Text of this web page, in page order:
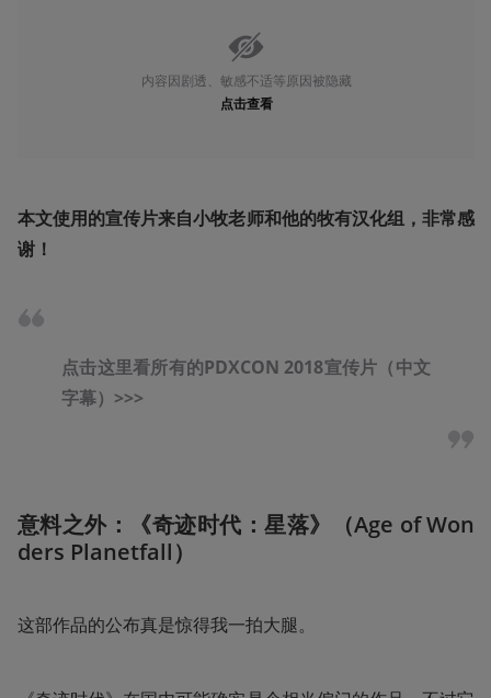
内容因剧透、敏感不适等原因被隐藏
点击查看
本文使用的宣传片来自小牧老师和他的牧有汉化组，非常感
谢！
点击这里看所有的PDXCON 2018宣传片（中文
字幕）>>>
意料之外：《奇迹时代：星落》（Age of Won
ders Planetfall）
这部作品的公布真是惊得我一拍大腿。